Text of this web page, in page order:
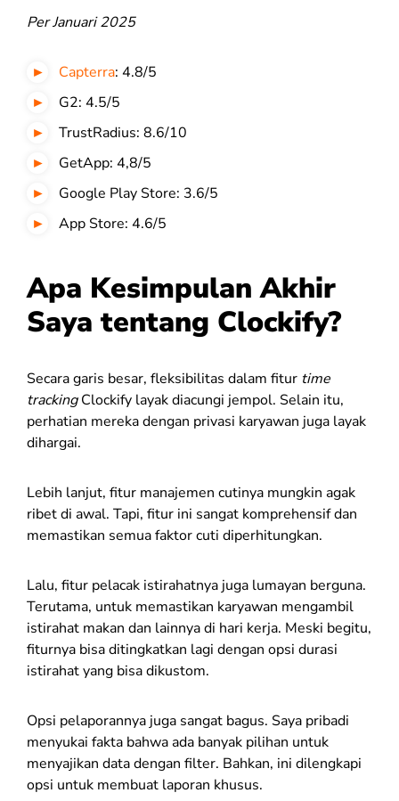
Per Januari 2025
Capterra: 4.8/5
G2: 4.5/5
TrustRadius: 8.6/10
GetApp: 4,8/5
Google Play Store: 3.6/5
App Store: 4.6/5
Apa Kesimpulan Akhir
Saya tentang Clockify?
Secara garis besar, fleksibilitas dalam fitur time
trackingClockify layak diacungi jempol. Selain itu,
perhatian mereka dengan privasi karyawan juga layak
dihargai.
Lebih lanjut, fitur manajemen cutinya mungkin agak
ribet di awal. Tapi, fitur ini sangat komprehensif dan
memastikan semua faktor cuti diperhitungkan.
Lalu, fitur pelacak istirahatnya juga lumayan berguna.
Terutama, untuk memastikan karyawan mengambil
istirahat makan dan lainnya di hari kerja. Meski begitu,
fiturnya bisa ditingkatkan lagi dengan opsi durasi
istirahat yang bisa dikustom.
Opsi pelaporannya juga sangat bagus. Saya pribadi
menyukai fakta bahwa ada banyak pilihan untuk
menyajikan data dengan filter. Bahkan, ini dilengkapi
opsi untuk membuat laporan khusus.